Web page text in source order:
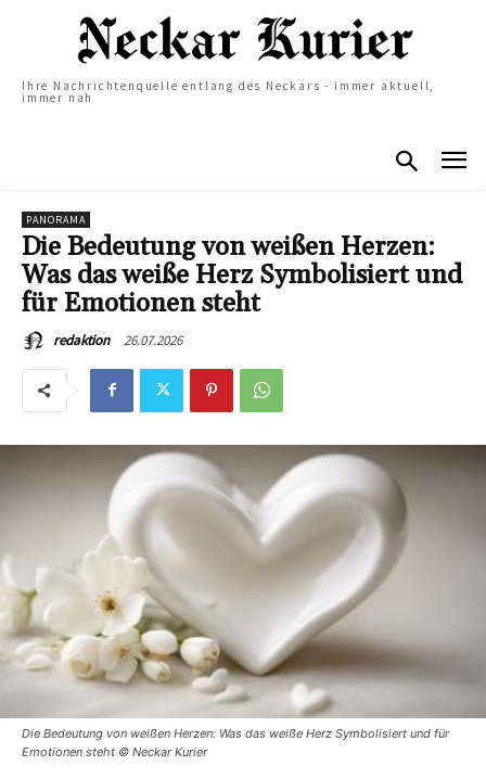
Ihre Nachrichtenquelle entlang des Neckars - immer aktuell,
immer nah
PANORAMA
Die Bedeutung von weißen Herzen:
Was das weiße Herz Symbolisiert und
für Emotionen steht
redaktion 26.07.2026
Die Bedeutung von weißen Herzen: Was das weiße Herz Symbolisiert und für
Emotionen steht © Neckar Kurier